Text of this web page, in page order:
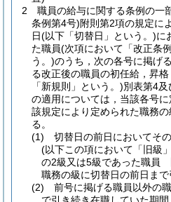
2
職員の給与に関する条例の一
条例第4号)附則第2項の規定に
日(以下「切替日」という。)に
た職員(次項において「改正条
う。)のうち，次の各号に掲げ
る改正後の職員の初任給，昇
「新規則」という。)別表第4
の適用については，当該各号
該規定により定められた職務
る。
(1)
切替日の前日においてそ
(以下この項において「旧級
の2級又は5級であった職員
職務の級に切替日の前日ま
(2)
前号に掲げる職員以外の